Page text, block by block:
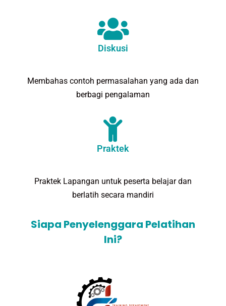
Diskusi
Membahas contoh permasalahan yang ada dan
berbagi pengalaman
Praktek
Praktek Lapangan untuk peserta belajar dan
berlatih secara mandiri
Siapa Penyelenggara Pelatihan
Ini?